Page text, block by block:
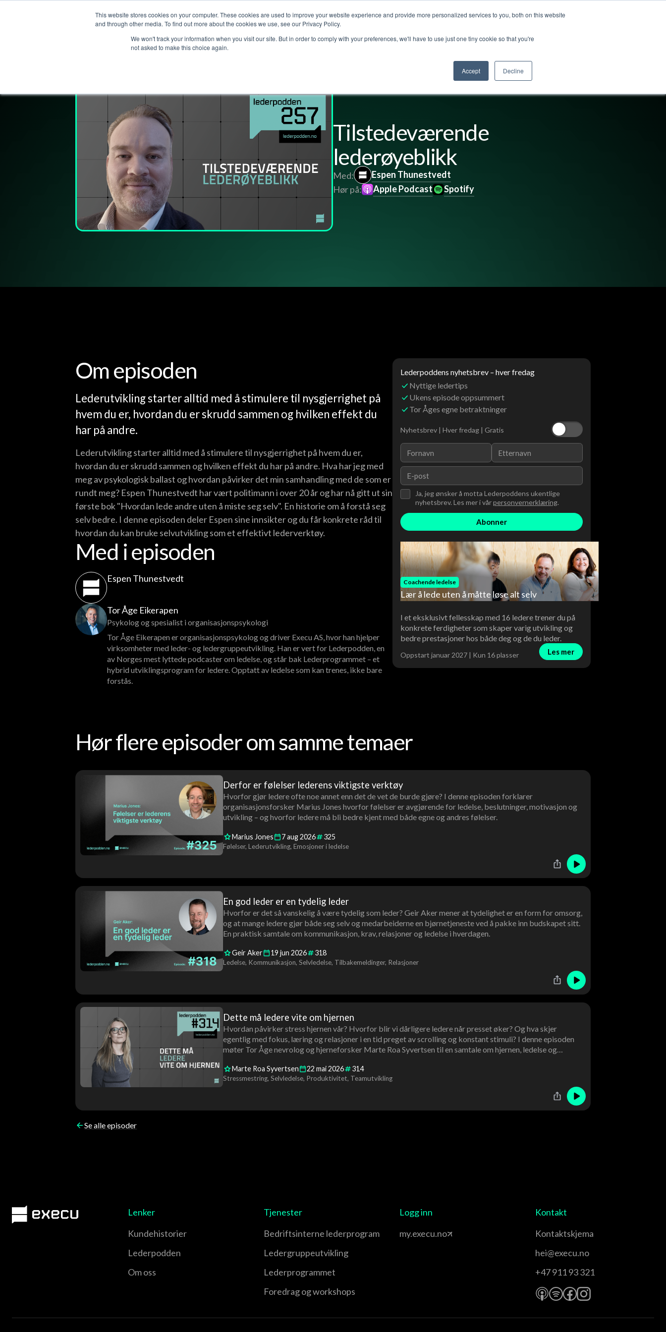
This website stores cookies on your computer. These cookies are used to improve your website experience and provide more personalized services to you, both on this website
and through other media. To find out more about the cookies we use, see our Privacy Policy.
We won't track your information when you visit our site. But in order to comply with your preferences, we'll have to use just one tiny cookie so that you're
not asked to make this choice again.
Accept Decline
Tjenester Kundehistorier Lederpodden Om oss Logg inn Kontakt oss
Tilstedeværende
lederøyeblikk
Med:
Espen Thunestvedt
Hør på:
Apple Podcast Spotify
Om episoden
Lederutvikling starter alltid med å stimulere til nysgjerrighet på
hvem du er, hvordan du er skrudd sammen og hvilken effekt du
har på andre.
Lederutvikling starter alltid med å stimulere til nysgjerrighet på hvem du er,
hvordan du er skrudd sammen og hvilken effekt du har på andre. Hva har jeg med
meg av psykologisk ballast og hvordan påvirker det min samhandling med de som er
rundt meg? Espen Thunestvedt har vært politimann i over 20 år og har nå gitt ut sin
første bok "Hvordan lede andre uten å miste seg selv". En historie om å forstå seg
selv bedre. I denne episoden deler Espen sine innsikter og du får konkrete råd til
hvordan du kan bruke selvutvikling som et effektivt lederverktøy.
Med i episoden
Espen Thunestvedt
Tor Åge Eikerapen
Psykolog og spesialist i organisasjonspsykologi
Tor Åge Eikerapen er organisasjonspsykolog og driver Execu AS, hvor han hjelper
virksomheter med leder- og ledergruppeutvikling. Han er vert for Lederpodden, en
av Norges mest lyttede podcaster om ledelse, og står bak Lederprogrammet – et
hybrid utviklingsprogram for ledere. Opptatt av ledelse som kan trenes, ikke bare
forstås.
Lederpoddens nyhetsbrev – hver fredag
Nyttige ledertips
Ukens episode oppsummert
Tor Åges egne betraktninger
Nyhetsbrev | Hver fredag | Gratis
Ja, jeg ønsker å motta Lederpoddens ukentlige
nyhetsbrev. Les mer i vårpersonvernerklæring.
Coachende ledelse
Lær å lede uten å måtte løse alt selv
I et eksklusivt fellesskap med 16 ledere trener du på
konkrete ferdigheter som skaper varig utvikling og
bedre prestasjoner hos både deg og de du leder.
Oppstart januar 2027 | Kun 16 plasser Les mer
Hør flere episoder om samme temaer
Derfor er følelser lederens viktigste verktøy
Hvorfor gjør ledere ofte noe annet enn det de vet de burde gjøre? I denne episoden forklarer
organisasjonsforsker Marius Jones hvorfor følelser er avgjørende for ledelse, beslutninger, motivasjon og
utvikling – og hvorfor ledere må bli bedre kjent med både egne og andres følelser.
Marius Jones 7aug2026 325
Følelser Lederutvikling Emosjoner i ledelse
En god leder er en tydelig leder
Hvorfor er det så vanskelig å være tydelig som leder? Geir Aker mener at tydelighet er en form for omsorg,
og at mange ledere gjør både seg selv og medarbeiderne en bjørnetjeneste ved å pakke inn budskapet sitt.
En praktisk samtale om kommunikasjon, krav, relasjoner og ledelse i hverdagen.
Geir Aker 19 jun 2026 318
Ledelse Kommunikasjon Selvledelse Tilbakemeldinger Relasjoner
Dette må ledere vite om hjernen
Hvordan påvirker stress hjernen vår? Hvorfor blir vi dårligere ledere når presset øker? Og hva skjer
egentlig med fokus, læring og relasjoner i en tid preget av scrolling og konstant stimuli? I denne episoden
møter Tor Åge nevrolog og hjerneforsker Marte Roa Syvertsen til en samtale om hjernen, ledelse og
Marte Roa Syvertsen 22 mai2026 314
Stressmestring Selvledelse Produktivitet Teamutvikling
Se alle episoder
Lenker
Kundehistorier
Lederpodden
Om oss
Tjenester
Bedriftsinterne lederprogram
Leder­gruppe­utvikling
Leder­programmet
Foredrag og workshops
Logg inn
my.execu.no
Kontakt
Kontaktskjema
hei@execu.no
+47 911 93 321